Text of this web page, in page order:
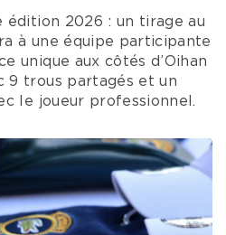
édition 2026 : un tirage au
à une équipe participante
unique aux côtés d’Oihan
9 trous partagés et un
le joueur professionnel.